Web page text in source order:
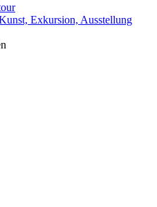
Exkursion, Ausstellung